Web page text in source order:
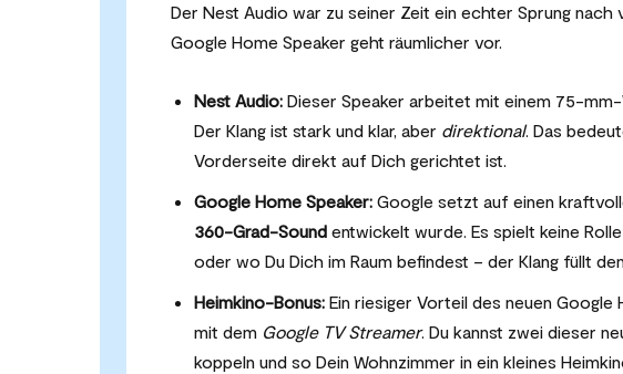
Der Nest Audio war zu seiner Zeit ein echter Sprung nach
Google Home Speaker geht räumlicher vor.
Nest Audio: Dieser Speaker arbeitet mit einem 75-
Der Klang ist stark und klar, aber direktional. Das
Vorderseite direkt auf Dich gerichtet ist.
Google Home Speaker: Google setzt auf einen
360-Grad-Sound entwickelt wurde. Es spielt keine
oder wo Du Dich im Raum befindest – der Klang füllt
Heimkino-Bonus: Ein riesiger Vorteil des neuen
mit dem Google TV Streamer. Du kannst zwei dieser
koppeln und so Dein Wohnzimmer in ein kleines